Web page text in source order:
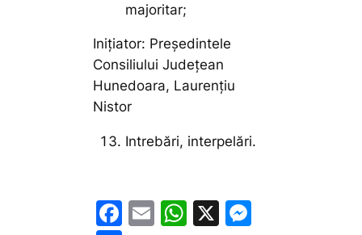
majoritar;
Inițiator: Președintele
Consiliului Județean
Hunedoara, Laurențiu
Nistor
Intrebări, interpelări.
F
E
W X